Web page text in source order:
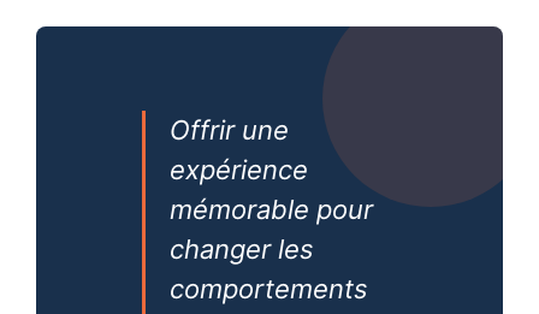
Offrir une
expérience
mémorable pour
changer les
comportements